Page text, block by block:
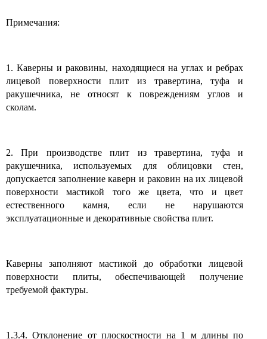
Примечания:
1. Каверны и раковины, находящиеся на углах и ребрах
лицевой поверхности плит из травертина, туфа и
ракушечника, не относят к повреждениям углов и
сколам.
2. При производстве плит из травертина, туфа и
ракушечника, используемых для облицовки стен,
допускается заполнение каверн и раковин на их лицевой
поверхности мастикой того же цвета, что и цвет
естественного камня, если не нарушаются
эксплуатационные и декоративные свойства плит.
Каверны заполняют мастикой до обработки лицевой
поверхности плиты, обеспечивающей получение
требуемой фактуры.
1.3.4. Отклонение от плоскостности на 1 м длины по